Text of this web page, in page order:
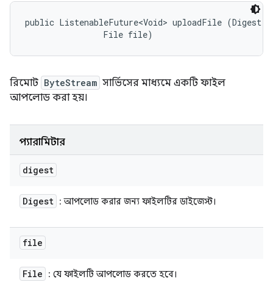
public ListenableFuture<Void> uploadFile (Digest
                File file)
রিমোট ByteStream সার্ভিসের মাধ্যমে একটি ফাইল
আপলোড করা হয়।
প্যারামিটার
digest
Digest : আপলোড করার জন্য ফাইলটির ডাইজেস্ট।
file
File : যে ফাইলটি আপলোড করতে হবে।